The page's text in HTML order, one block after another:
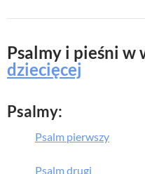
Psalmy i pieśni w
dziecięcej
Psalmy:
Psalm pierwszy
Psalm drugi